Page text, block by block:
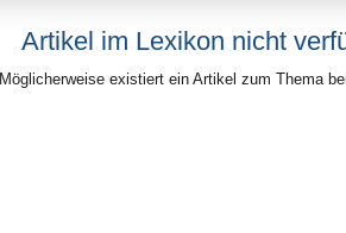
Artikel im Lexikon nicht
Möglicherweise existiert ein Artikel zum Thema